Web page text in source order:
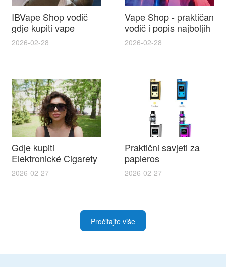
IBVape Shop vodič
gdje kupiti vape
naysh, recenzije,
popusti i savjeti za
odabir
2026-02-28
Vape Shop - praktičan
vodič i popis najboljih
e cigareta prodajna
mjesta u Hrvatskoj
2026-02-28
Gdje kupiti
Elektronické Cigarety
IBVAPE u Hrvatskoj i
praktičan vodič za e
cigarete split s
2026-02-27
Praktični savjeti za
papieros
elektroniczny i lista
najbolje tekućine za e
cigarete za početnike
2026-02-27
Pročitajte više